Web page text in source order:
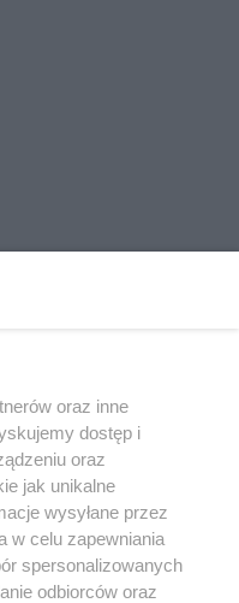
może być powielany i
w jakikolwiek sposób (w
na jakimkolwiek polu
z umieszczaniem w
praw. Jakiekolwiek użycie lub
z naruszeniem prawa,
groźbą kary i może być
oraz inne
dostęp i
oraz
jak unikalne
wysyłane przez
w celu zapewniania
spersonalizowanych
odbiorców oraz